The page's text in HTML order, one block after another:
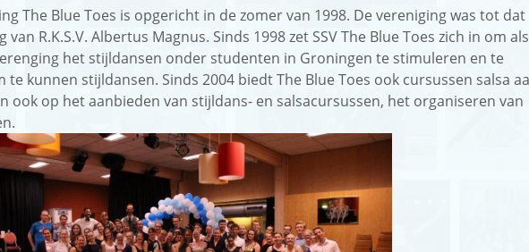
The Blue Toes is opgericht in de zomer van 1998. De vereniging was tot dat
R.K.S.V. Albertus Magnus. Sinds 1998 zet SSV The Blue Toes zich in om als
het stijldansen onder studenten in Groningen te stimuleren en te
kunnen stijldansen. Sinds 2004 biedt The Blue Toes ook cursussen salsa
ook op het aanbieden van stijldans- en salsacursussen, het organiseren van